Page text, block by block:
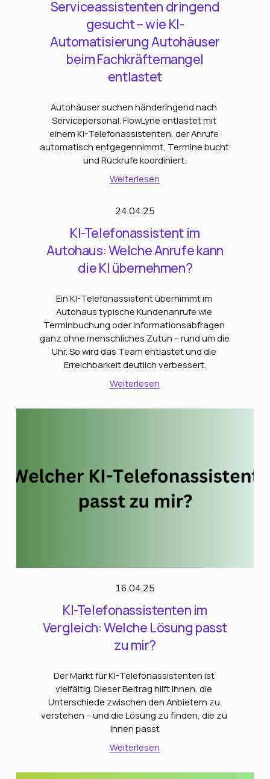
Serviceassistenten dringend
gesucht – wie KI-
Automatisierung Autohäuser
beim Fachkräftemangel
entlastet
Autohäuser suchen händeringend nach
Servicepersonal. FlowLyne entlastet mit
einem KI-Telefonassistenten, der Anrufe
automatisch entgegennimmt, Termine bucht
und Rückrufe koordiniert.
Weiterlesen
24.04.25
KI-Telefonassistent im
Autohaus: Welche Anrufe kann
die KI übernehmen?
Ein KI-Telefonassistent übernimmt im
Autohaus typische Kundenanrufe wie
Terminbuchung oder Informationsabfragen
ganz ohne menschliches Zutun – rund um die
Uhr. So wird das Team entlastet und die
Erreichbarkeit deutlich verbessert.
Weiterlesen
16.04.25
KI-Telefonassistenten im
Vergleich: Welche Lösung passt
zu mir?
Der Markt für KI-Telefonassistenten ist
vielfältig. Dieser Beitrag hilft Ihnen, die
Unterschiede zwischen den Anbietern zu
verstehen – und die Lösung zu finden, die zu
Ihnen passt
Weiterlesen